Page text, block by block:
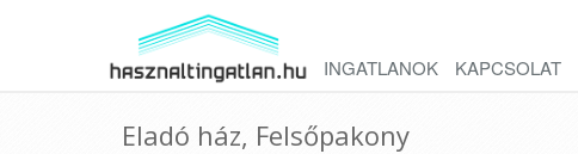
INGATLANOK KAPCSOLAT
Eladó ház, Felsőpakony